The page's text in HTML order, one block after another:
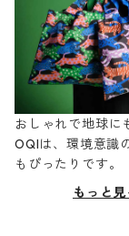
おしゃれで地球に
OQIは、環境意識
もぴったりです。
もっと見